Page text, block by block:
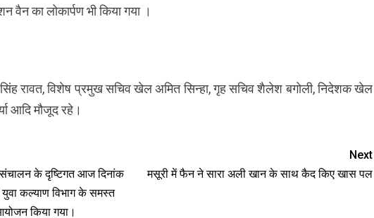
वैन का लोकार्पण भी किया गया ।
रावत, विशेष प्रमुख सचिव खेल अमित सिन्हा, गृह सचिव शैलेश बगोली, निदेशक खेल
आदि मौजूद रहे।
के दृष्टिगत आज दिनांक
कल्याण विभाग के समस्त
किया गया।
Next
मसूरी में फैन ने सारा अली खान के साथ कैद किए खास पल